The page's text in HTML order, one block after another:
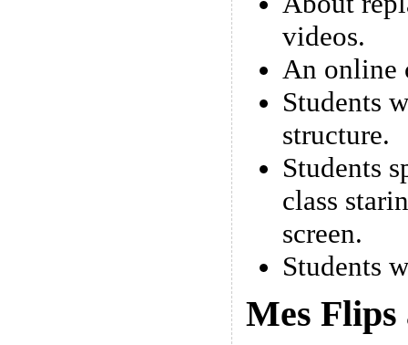
videos.
An online
Students
structure.
Students
class
screen.
Students
Mes Flips